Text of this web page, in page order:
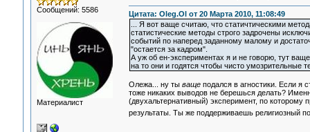
Сообщений: 5586
Материалист
Цитата: Oleg.Ol от 20 Марта 2010, 11:08:49
... Я вот ваще считаю, что статичтическими
статистические методы строго задрочены
событий по наперед заданному малому и
"остается за кадром".
А уж об ен-экспериментах я и не говорю, тут
на то они и годятся чтобы чисто умозрительные
Олежа... ну ты ващеподался в агностики. Если я
тоже никаких выводов не берешься делать?
(двухальтернативный) эксперимент, по которому
результаты. Ты же поддерживаешь религиозный